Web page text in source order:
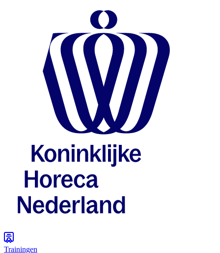
Trainingen